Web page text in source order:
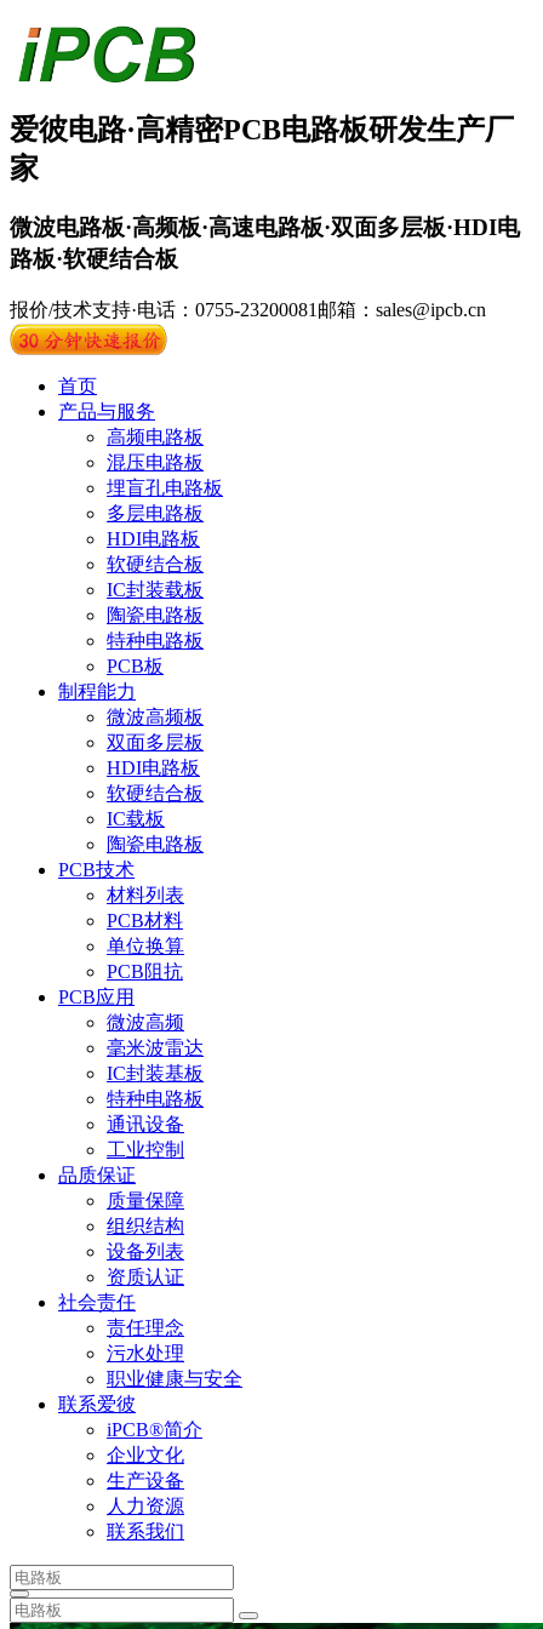
爱彼电路·高精密PCB电路板研发生产厂
家
微波电路板·高频板·高速电路板·双面多层板·HDI电
路板·软硬结合板
报价/技术支持·电话：0755-23200081 邮箱：sales@ipcb.cn
首页
产品与服务
高频电路板
混压电路板
埋盲孔电路板
多层电路板
HDI电路板
软硬结合板
IC封装载板
陶瓷电路板
特种电路板
PCB板
制程能力
微波高频板
双面多层板
HDI电路板
软硬结合板
IC载板
陶瓷电路板
PCB技术
材料列表
PCB材料
单位换算
PCB阻抗
PCB应用
微波高频
毫米波雷达
IC封装基板
特种电路板
通讯设备
工业控制
品质保证
质量保障
组织结构
设备列表
资质认证
社会责任
责任理念
污水处理
职业健康与安全
联系爱彼
iPCB®简介
企业文化
生产设备
人力资源
联系我们